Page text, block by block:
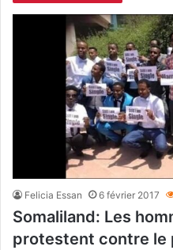
Felicia Essan 6 février 2017
Somaliland: Les
protestent contre le